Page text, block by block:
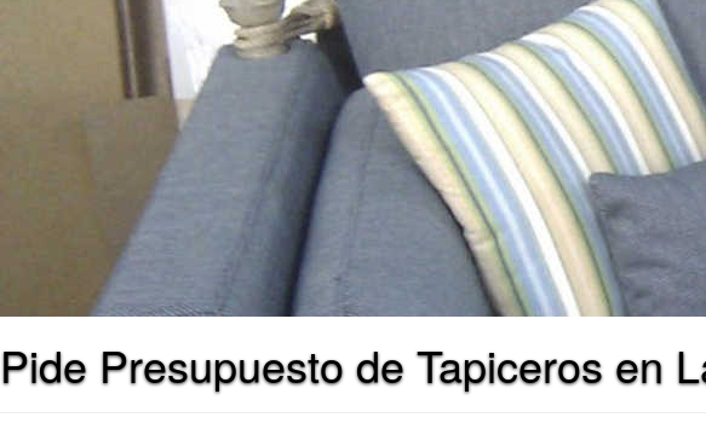
Pide Presupuesto de Tapiceros en